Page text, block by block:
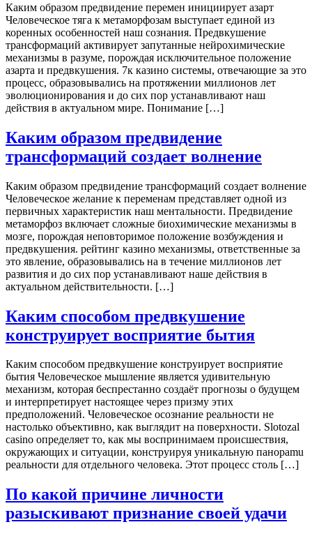
Каким образом предвидение перемен инициирует азарт
Человеческое тяга к метаморфозам выступает единой из
коренных особенностей наш сознания. Предвкушение
трансформаций активирует запутанные нейрохимические
механизмы в разуме, порождая исключительное положение
азарта и предвкушения. 7к казино системы, отвечающие за это
процесс, образовывались на протяжении миллионов лет
эволюционирования и до сих пор устанавливают наш
действия в актуальном мире. Понимание […]
Каким образом предвидение
трансформаций создает волнение
Каким образом предвидение трансформаций создает волнение
Человеческое желание к переменам представляет одной из
первичных характеристик наш ментальности. Предвидение
метаморфоз включает сложные биохимические механизмы в
мозге, порождая неповторимое положение возбуждения и
предвкушения. рейтинг казино механизмы, ответственные за
это явление, образовывались на в течение миллионов лет
развития и до сих пор устанавливают наше действия в
актуальном действительности. […]
Каким способом предвкушение
конструирует восприятие бытия
Каким способом предвкушение конструирует восприятие
бытия Человеческое мышление является удивительную
механизм, которая беспрестанно создаёт прогнозы о будущем
и интерпретирует настоящее через призму этих
предположений. Человеческое осознание реальности не
настолько объективно, как выглядит на поверхности. Slotozal
casino определяет то, как мы воспринимаем происшествия,
окружающих и ситуации, конструируя уникальную панорamu
реальности для отдельного человека. Этот процесс столь […]
По какой причине личности
разыскивают признание своей удачи